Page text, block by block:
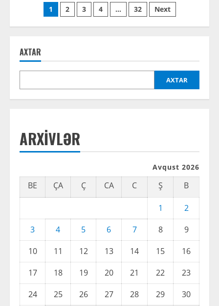
Azərbaycan
Universitetinin
qəbul
planı
Posts
pagination
1 2 3 4 … 32 Next
AXTAR
AXTAR
ARXIVLƏR
Avqust 2026
BE ÇA Ç CA C Ş B
1
2
3
4 5 6 7 8
9
10
11 12 13 14 15
16
17
18 19 20 21 22
23
24
25 26 27 28 29 30